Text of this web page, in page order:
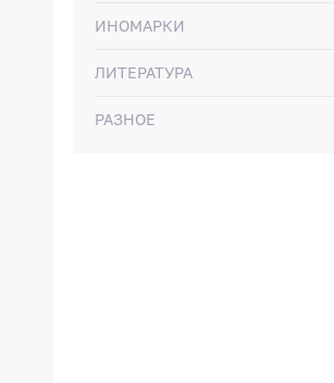
ИНОМАРКИ
ЛИТЕРАТУРА
РАЗНОЕ